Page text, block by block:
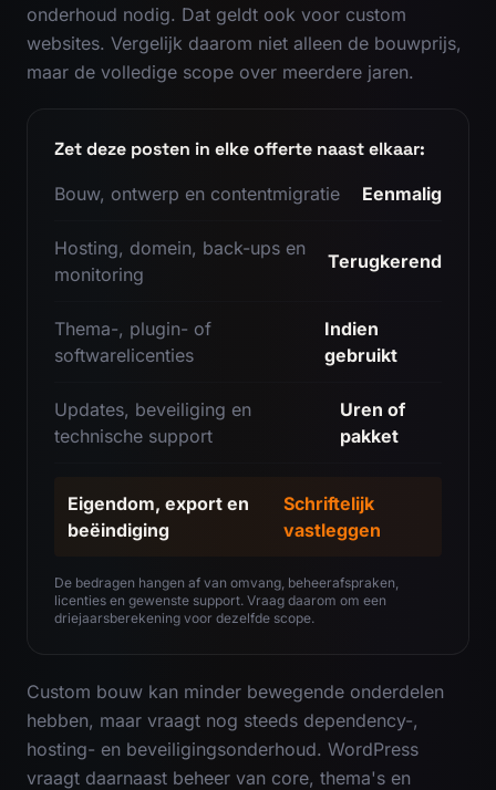
onderhoud nodig. Dat geldt ook voor custom
websites. Vergelijk daarom niet alleen de bouwprijs,
maar de volledige scope over meerdere jaren.
Zet deze posten in elke offerte naast elkaar:
Bouw, ontwerp en contentmigratie Eenmalig
Hosting, domein, back-ups en
monitoring
Terugkerend
Thema-, plugin- of
softwarelicenties
Indien
gebruikt
Updates, beveiliging en
technische support
Uren of
pakket
Eigendom, export en
beëindiging
Schriftelijk
vastleggen
De bedragen hangen af van omvang, beheerafspraken,
licenties en gewenste support. Vraag daarom om een
driejaarsberekening voor dezelfde scope.
Custom bouw kan minder bewegende onderdelen
hebben, maar vraagt nog steeds dependency-,
hosting- en beveiligingsonderhoud. WordPress
vraagt daarnaast beheer van core, thema's en